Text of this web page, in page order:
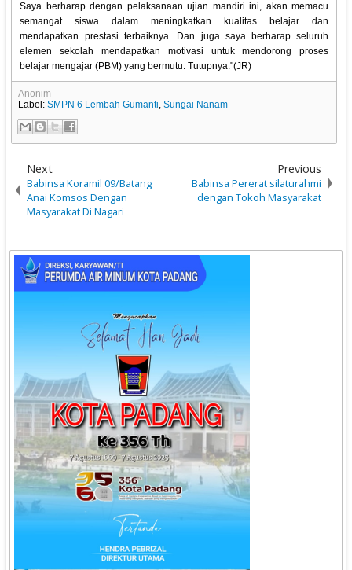
Saya berharap dengan pelaksanaan ujian mandiri ini, akan memacu
semangat siswa dalam meningkatkan kualitas belajar dan
mendapatkan prestasi terbaiknya. Dan juga saya berharap seluruh
elemen sekolah mendapatkan motivasi untuk mendorong proses
belajar mengajar (PBM) yang bermutu. Tutupnya."(JR)
Anonim
Label:SMPN 6 Lembah Gumanti,Sungai Nanam
Next
Babinsa Koramil 09/Batang
Anai Komsos Dengan
Masyarakat Di Nagari
Previous
Babinsa Pererat silaturahmi
dengan Tokoh Masyarakat